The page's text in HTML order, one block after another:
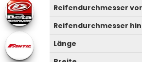
Reifendurchmesser
Reifendurchmesser
Länge